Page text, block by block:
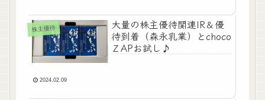
株主優待
大量の株主優待関連IR＆優
待到着（森永乳業）とchoco
ＺAPお試し♪
2024.02.09